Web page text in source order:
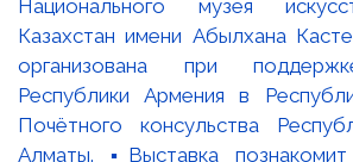
Национального музея
Казахстан имени Абылхана
организована при
Республики Армения в
Почётного консульства
Алматы. ▪️Выставка